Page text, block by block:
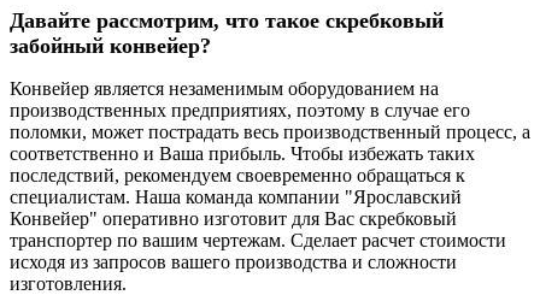
Давайте рассмотрим, что такое скребковый
забойный конвейер?
Конвейер является незаменимым оборудованием на
производственных предприятиях, поэтому в случае его
поломки, может пострадать весь производственный процесс, а
соответственно и Ваша прибыль. Чтобы избежать таких
последствий, рекомендуем своевременно обращаться к
специалистам. Наша команда компании "Ярославский
Конвейер" оперативно изготовит для Вас скребковый
транспортер по вашим чертежам. Сделает расчет стоимости
исходя из запросов вашего производства и сложности
изготовления.